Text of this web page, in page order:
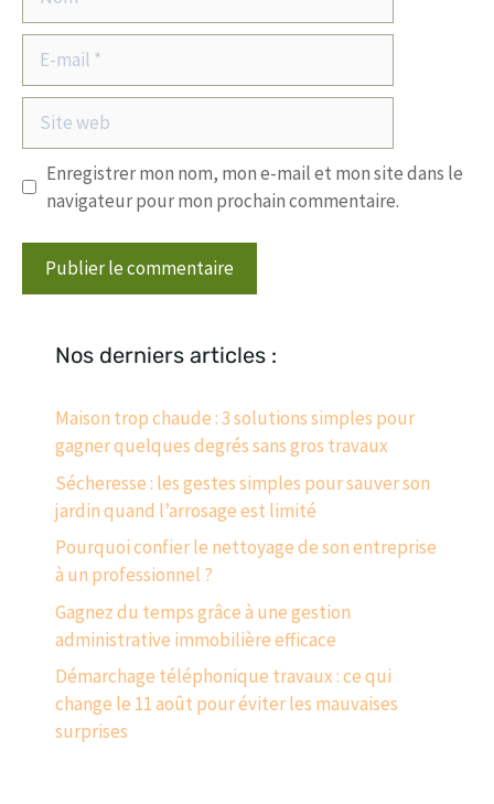
mail
Site
web
Enregistrer mon nom, mon e-mail et mon site dans le
navigateur pour mon prochain commentaire.
Nos derniers articles :
Maison trop chaude : 3 solutions simples pour
gagner quelques degrés sans gros travaux
Sécheresse : les gestes simples pour sauver son
jardin quand l’arrosage est limité
Pourquoi confier le nettoyage de son entreprise
à un professionnel ?
Gagnez du temps grâce à une gestion
administrative immobilière efficace
Démarchage téléphonique travaux : ce qui
change le 11 août pour éviter les mauvaises
surprises